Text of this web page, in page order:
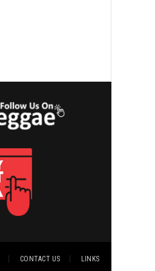
CONTACT US LINKS